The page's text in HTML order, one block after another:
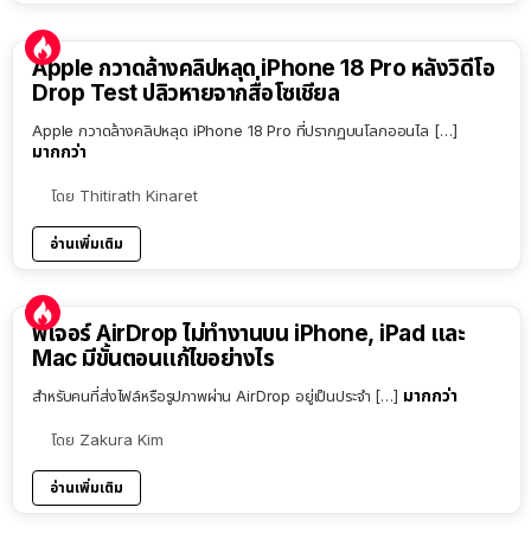
Apple กวาดล้างคลิปหลุด iPhone 18 Pro หลังวิดีโอ
Drop Test ปลิวหายจากสื่อโซเชียล
Apple กวาดล้างคลิปหลุด iPhone 18 Pro ที่ปรากฏบนโลกออนไล […]
มากกว่า
โดย Thitirath Kinaret
อ่านเพิ่มเติม
ฟีเจอร์ AirDrop ไม่ทำงานบน iPhone, iPad และ
Mac มีขั้นตอนแก้ไขอย่างไร
สำหรับคนที่ส่งไฟล์หรือรูปภาพผ่าน AirDrop อยู่เป็นประจำ […] มากกว่า
โดย Zakura Kim
อ่านเพิ่มเติม